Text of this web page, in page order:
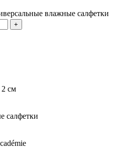
влажные салфетки
2 см
салфетки